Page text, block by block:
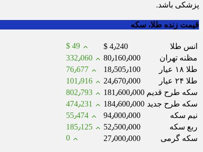
پزشکی باشد.
قیمت زنده طلا، سکه
انس طلا $ 4٫240
$ 49
مظنه تهران
80٫160٫000
332٫060
طلا ۱۸ عیار
18٫505٫100
76٫677
طلا ۲۴ عیار
24٫670٫000
101٫916
سکه طرح قدیم 181٫600٫000
802٫793
سکه طرح جدید 184٫600٫000
474٫231
نیم سکه
94٫000٫000
55٫474
ربع سکه
52٫500٫000
185٫125
سکه گرمی
27٫000٫000 0